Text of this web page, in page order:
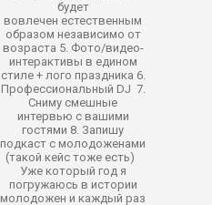
будет
вовлечен естественным
образом независимо от
возраста 5. Фото/видео-
интерактивы в едином
стиле + лого праздника 6.
Профессиональный DJ 7.
Сниму смешные
интервью с вашими
гостями 8. Запишу
подкаст с молодоженами
(такой кейс тоже есть)
Уже который год я
погружаюсь в истории
молодожен и каждый раз